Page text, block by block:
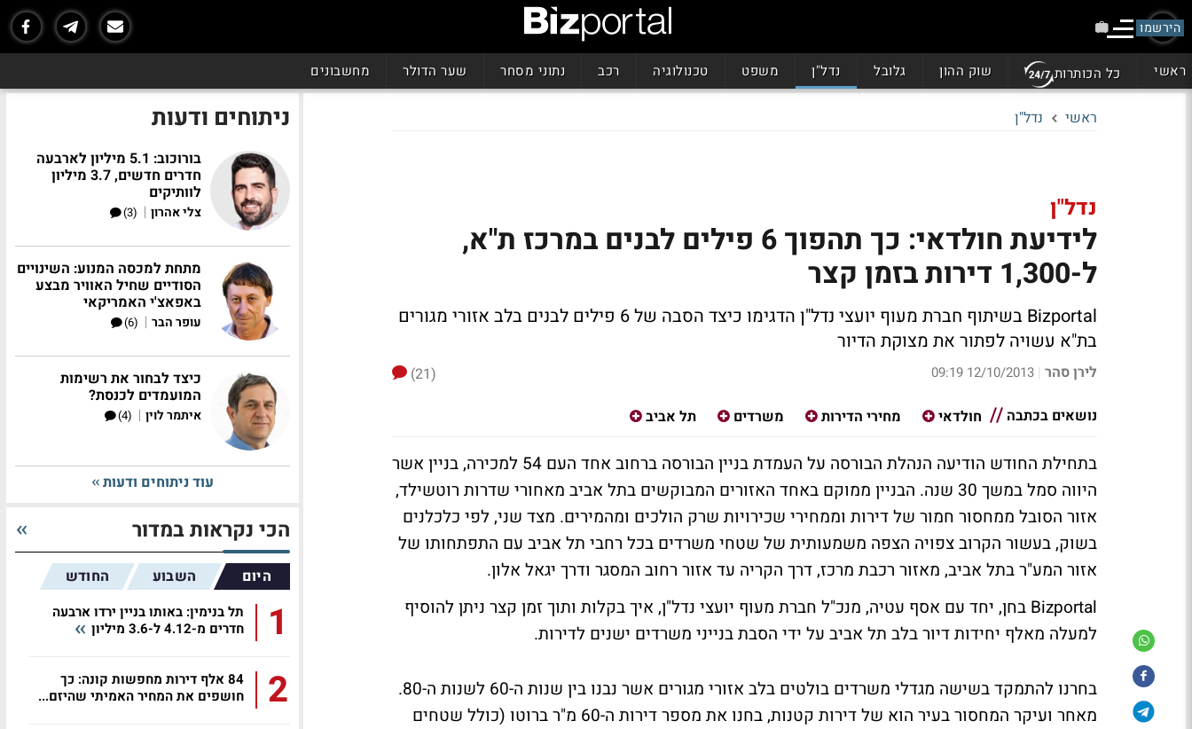
הירשמו
ראשי כל הכותרות שוק ההון גלובל נדל"ן משפט טכנולוגיה רכב נתוני מסחר שער הדולר מחשבונים
ראשי נדל"ן
נדל"ן
לידיעת חולדאי: כך תהפוך 6 פילים לבנים במרכז ת"א,
ל-1,300 דירות בזמן קצר
Bizportal בשיתוף חברת מעוף יועצי נדל"ן הדגימו כיצד הסבה של 6 פילים לבנים בלב אזורי מגורים
בת"א עשויה לפתור את מצוקת הדיור
לירן סהר |
12/10/2013 09:19
(21)
נושאים בכתבה
חולדאי מחירי הדירות משרדים תל אביב
בתחילת החודש הודיעה הנהלת הבורסה על העמדת בניין הבורסה ברחוב אחד העם 54 למכירה
, בניין אשר
היווה סמל במשך 30 שנה. הבניין ממוקם באחד האזורים המבוקשים בתל אביב מאחורי שדרות רוטשילד,
אזור הסובל ממחסור חמור של דירות וממחירי שכירויות שרק הולכים ומהמירים. מצד שני, לפי כלכלנים
בשוק, בעשור הקרוב צפויה הצפה משמעותית של שטחי משרדים בכל רחבי תל אביב עם התפתחותו של
אזור המע"ר בתל אביב, מאזור רכבת מרכז, דרך הקריה עד אזור רחוב המסגר ודרך יגאל אלון.
Bizportal בחן, יחד עם אסף עטיה, מנכ"ל חברת מעוף יועצי נדל"ן, איך בקלות ותוך זמן קצר ניתן להוסיף
למעלה מאלף יחידות דיור בלב תל אביב על ידי הסבת בנייני משרדים ישנים לדירות.
בחרנו להתמקד בשישה מגדלי משרדים בולטים בלב אזורי מגורים אשר נבנו בין שנות ה-60 לשנות ה-80.
מאחר ועיקר המחסור בעיר הוא של דירות קטנות, בחנו את מספר דירות ה-60 מ"ר ברוטו (כולל שטחים
ניתוחים ודעות
בורוכוב: 5.1 מיליון לארבעה
חדרים חדשים, 3.7 מיליון
לוותיקים
צלי אהרון |
(3)
מתחת למכסה המנוע: השינויים
הסודיים שחיל האוויר מבצע
באפאצ'י האמריקאי
עופר הבר |
(6)
כיצד לבחור את רשימות
המועמדים לכנסת?
איתמר לוין |
(4)
עוד ניתוחים ודעות
הכי נקראות במדור
היום השבוע החודש
1
תל בנימין: באותו בניין ירדו ארבעה
חדרים מ-4.12 ל-3.6 מיליון
2
84 אלף דירות מחפשות קונה: כך
חושפים את המחיר האמיתי שהיזם...